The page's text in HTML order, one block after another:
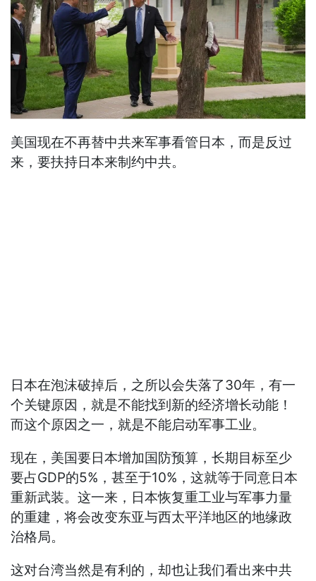
美国现在不再替中共来军事看管日本，而是反过
来，要扶持日本来制约中共。
日本在泡沫破掉后，之所以会失落了30年，有一
个关键原因，就是不能找到新的经济增长动能！
而这个原因之一，就是不能启动军事工业。
现在，美国要日本增加国防预算，长期目标至少
要占GDP的5%，甚至于10%，这就等于同意日本
重新武装。这一来，日本恢复重工业与军事力量
的重建，将会改变东亚与西太平洋地区的地缘政
治格局。
这对台湾当然是有利的，却也让我们看出来中共